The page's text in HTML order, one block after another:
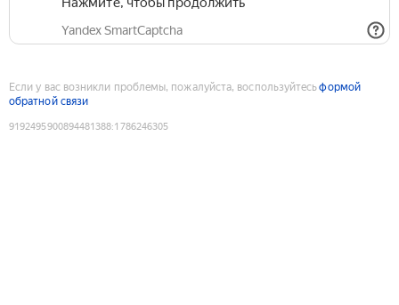
Yandex SmartCaptcha
Если у вас возникли проблемы, пожалуйста, воспользуйтесьформой
обратной связи
9192495900894481388:1786246305